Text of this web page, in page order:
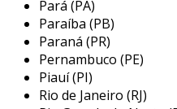
desbaste e
utilizados para
imperfeições em peças
oferecendo um
uniforme.
Pará (PA)
Paraíba (PB)
Paraná (PR)
Pernambuco (PE)
Piauí (PI)
Rio de Janeiro (RJ)